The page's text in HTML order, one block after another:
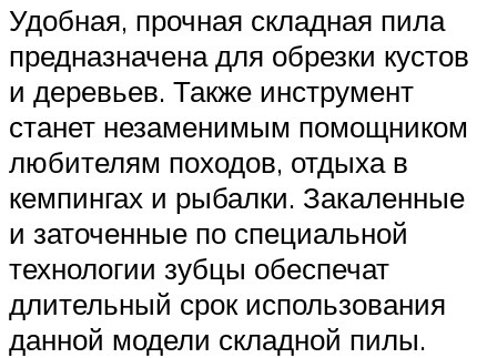
Удобная, прочная складная пила
предназначена для обрезки кустов
и деревьев. Также инструмент
станет незаменимым помощником
любителям походов, отдыха в
кемпингах и рыбалки. Закаленные
и заточенные по специальной
технологии зубцы обеспечат
длительный срок использования
данной модели складной пилы.